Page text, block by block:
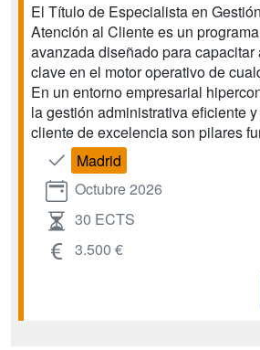
El Título de Especialista en
Atención al Cliente es un
avanzada diseñado para
clave en el motor operativo de
En un entorno empresarial
la gestión administrativa eficiente
cliente de excelencia son pilares
Madrid
Octubre 2026
30 ECTS
3.500 €